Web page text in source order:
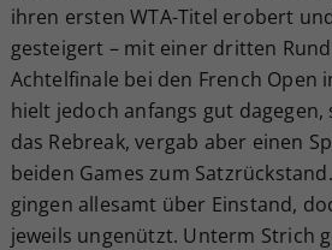
ihren ersten WTA-Titel erobert
gesteigert – mit einer dritten
Achtelfinale bei den French Open
hielt jedoch anfangs gut
das Rebreak, vergab aber einen
beiden Games zum
gingen allesamt über Einstand,
jeweils ungenützt. Unterm Strich